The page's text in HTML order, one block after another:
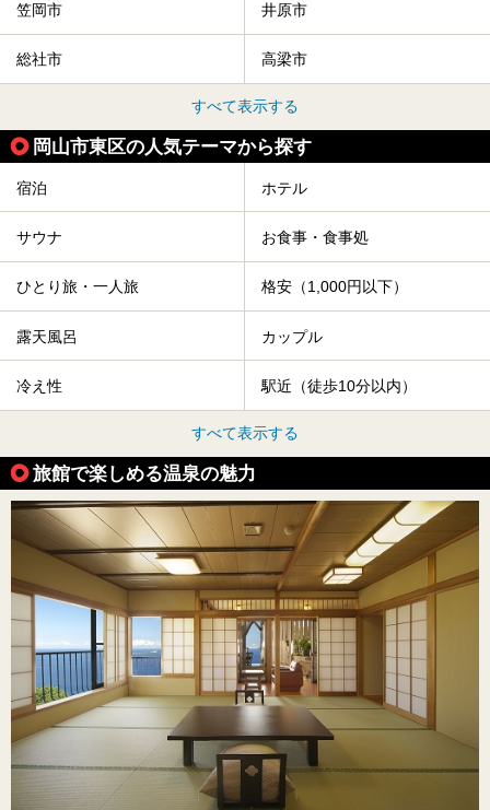
笠岡市 井原市
総社市 高梁市
すべて表示する
岡山市東区の人気テーマから探す
宿泊 ホテル
サウナ お食事・食事処
ひとり旅・一人旅 格安（1,000円以下）
露天風呂 カップル
冷え性 駅近（徒歩10分以内）
すべて表示する
旅館で楽しめる温泉の魅力